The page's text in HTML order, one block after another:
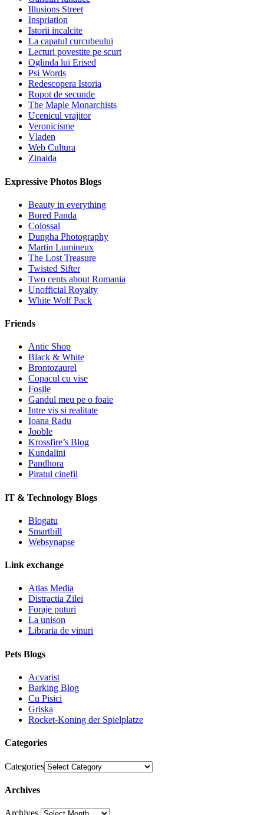
Illusions Street
Inspriation
Istorii incalcite
La capatul curcubeului
Lecturi povestite pe scurt
Oglinda lui Erised
Psi Words
Redescopera Istoria
Ropot de secunde
The Maple Monarchists
Ucenicul vrajitor
Veronicisme
Vladen
Web Cultura
Zinaida
Expressive Photos Blogs
Beauty in everything
Bored Panda
Colossal
Dungha Photography
Martin Lumineux
The Lost Treasure
Twisted Sifter
Two cents about Romania
Unofficial Royalty
White Wolf Pack
Friends
Antic Shop
Black & White
Brontozaurel
Copacul cu vise
Fosile
Gandul meu pe o foaie
Intre vis si realitate
Ioana Radu
Jooble
Krossfire’s Blog
Kundalini
Pandhora
Piratul cinefil
IT & Technology Blogs
Blogatu
Smartbill
Websynapse
Link exchange
Atlas Media
Distractia Zilei
Foraje puturi
La unison
Libraria de vinuri
Pets Blogs
Acvarist
Barking Blog
Cu Pisici
Griska
Rocket-Koning der Spielplatze
Categories
Categories
Archives
Archives